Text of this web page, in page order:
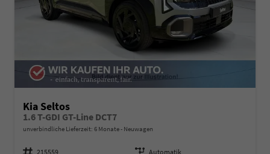
Kia Seltos
1.6 T-GDI GT-Line DCT7
unverbindliche Lieferzeit: 6 Monate Neuwagen
Fahrzeugnummer 215559 Getriebe Automatik